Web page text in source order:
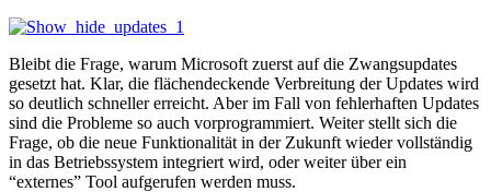
Bleibt die Frage, warum Microsoft zuerst auf die Zwangsupdates
gesetzt hat. Klar, die flächendeckende Verbreitung der Updates wird
so deutlich schneller erreicht. Aber im Fall von fehlerhaften Updates
sind die Probleme so auch vorprogrammiert. Weiter stellt sich die
Frage, ob die neue Funktionalität in der Zukunft wieder vollständig
in das Betriebssystem integriert wird, oder weiter über ein
“externes” Tool aufgerufen werden muss.